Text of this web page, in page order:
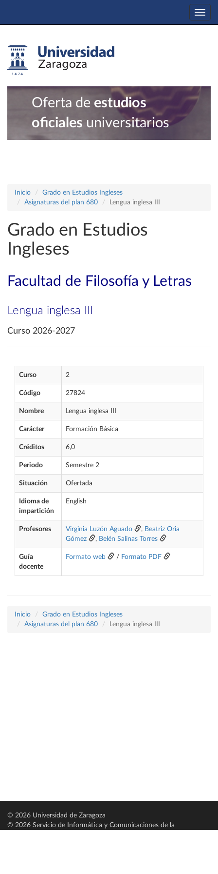
Oferta de estudios
oficiales universitarios
Inicio
Grado en Estudios Ingleses
Asignaturas del plan 680
Lengua inglesa III
Grado en Estudios
Ingleses
Facultad de Filosofía y Letras
Lengua inglesa III
Curso 2026-2027
Curso 2
Código 27824
Nombre Lengua inglesa III
Carácter Formación Básica
Créditos 6,0
Periodo Semestre 2
Situación Ofertada
Idioma de
impartición
English
Profesores Virginia Luzón Aguado , Beatriz Oria
Gómez
, Belén Salinas Torres
Guía
docente
Formato web / Formato PDF
Inicio
Grado en Estudios Ingleses
Asignaturas del plan 680
Lengua inglesa III
© 2026 Universidad de Zaragoza
© 2026 Servicio de Informática y Comunicaciones de la